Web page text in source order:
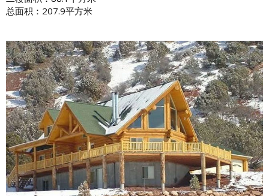
总面积：207.9平方米